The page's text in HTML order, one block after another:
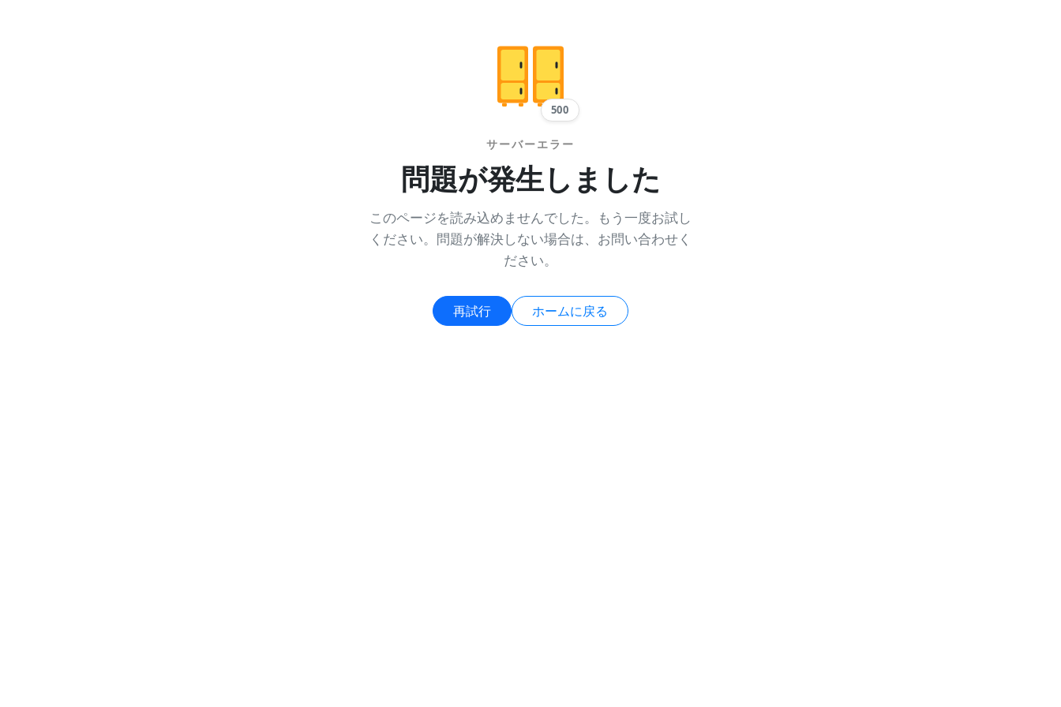
500
サーバーエラー
問題が発生しました
このページを読み込めませんでした。もう一度お試し
ください。問題が解決しない場合は、お問い合わせく
ださい。
再試行 ホームに戻る